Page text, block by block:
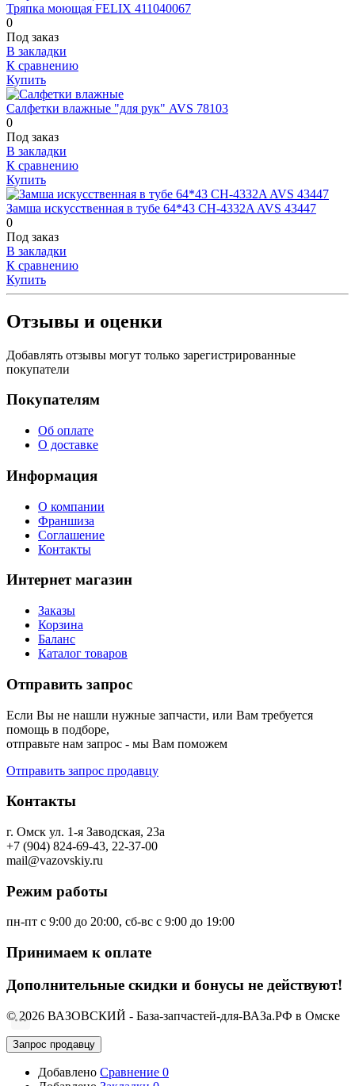
Тряпка моющая FELIX 411040067
0
Под заказ
В закладки
К сравнению
Купить
Салфетки влажные "для рук" AVS 78103
0
Под заказ
В закладки
К сравнению
Купить
Замша искусственная в тубе 64*43 CH-4332A AVS 43447
0
Под заказ
В закладки
К сравнению
Купить
Отзывы и оценки
Добавлять отзывы могут только зарегистрированные
покупатели
Покупателям
Об оплате
О доставке
Информация
О компании
Франшиза
Соглашение
Контакты
Интернет магазин
Заказы
Корзина
Баланс
Каталог товаров
Отправить запрос
Если Вы не нашли нужные запчасти, или Вам требуется
помощь в подборе,
отправьте нам запрос - мы Вам поможем
Отправить запрос продавцу
Контакты
г. Омск ул. 1-я Заводская, 23а
+7 (904) 824-69-43, 22-37-00
mail@vazovskiy.ru
Режим работы
пн-пт с 9:00 до 20:00, сб-вс с 9:00 до 19:00
Принимаем к оплате
Дополнительные скидки и бонусы не действуют!
© 2026 ВАЗОВСКИЙ - База-запчастей-для-ВАЗа.РФ в Омске
Запрос продавцу
Добавлено Сравнение 0